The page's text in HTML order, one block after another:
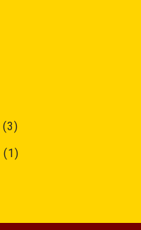
(3)
(1)